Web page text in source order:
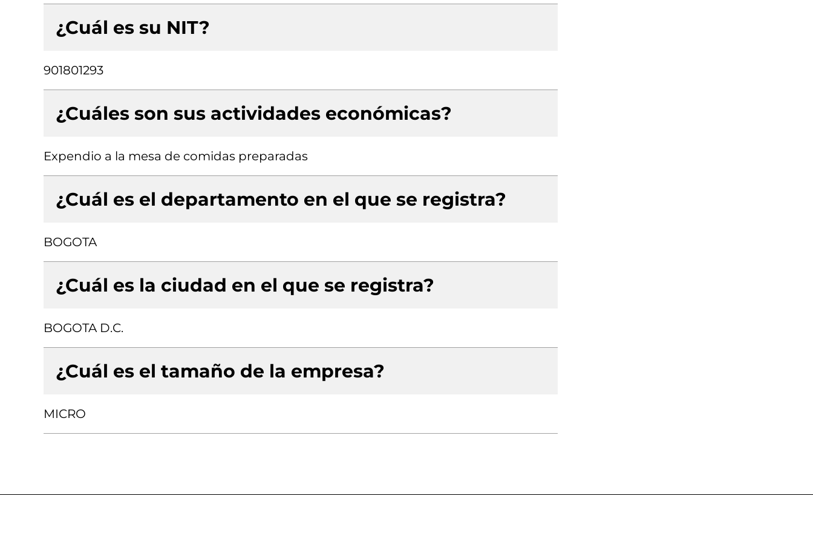
¿Cuál es su NIT?
901801293
¿Cuáles son sus actividades económicas?
Expendio a la mesa de comidas preparadas
¿Cuál es el departamento en el que se registra?
BOGOTA
¿Cuál es la ciudad en el que se registra?
BOGOTA D.C.
¿Cuál es el tamaño de la empresa?
MICRO